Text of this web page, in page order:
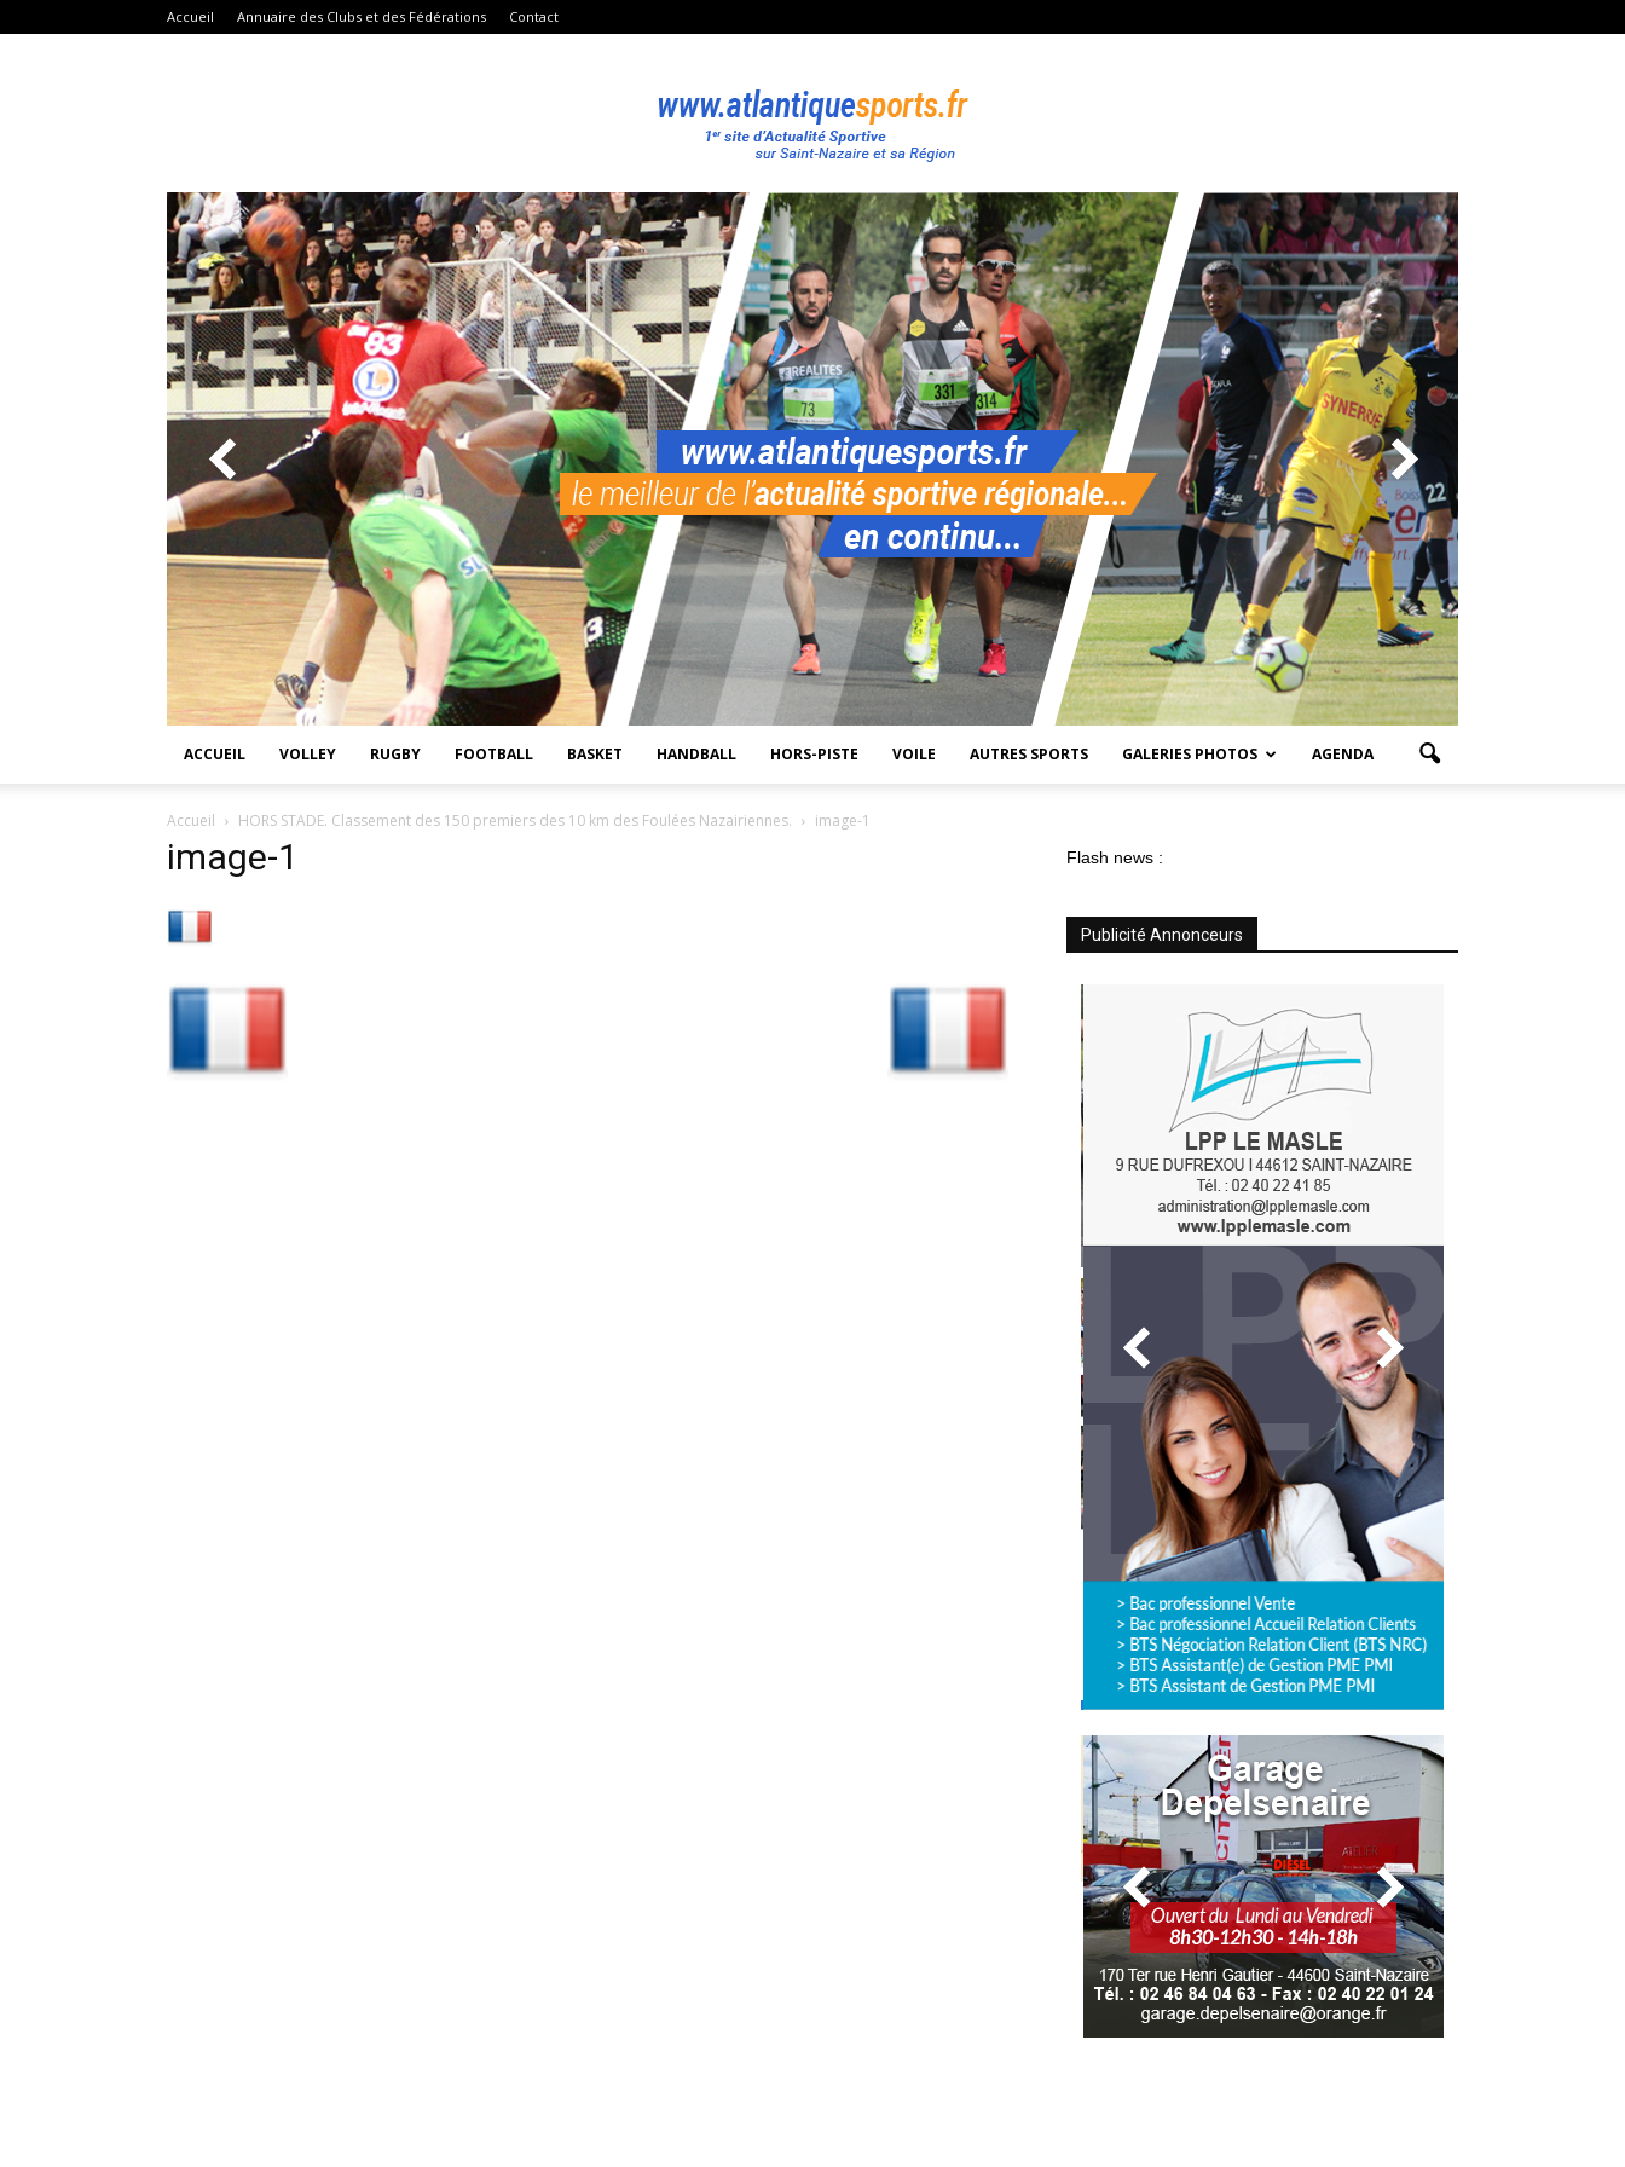
Accueil Annuaire des Clubs et des Fédérations Contact
Atlantique
Sport
ACCUEIL VOLLEY RUGBY FOOTBALL BASKET HANDBALL HORS-PISTE VOILE AUTRES SPORTS GALERIES PHOTOS AGENDA
Accueil HORS STADE. Classement des 150 premiers des 10 km des Foulées Nazairiennes. image-1
image-1 Flash news :
Publicité Annonceurs